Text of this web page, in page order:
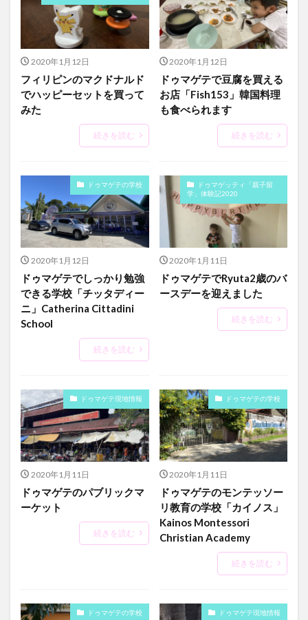
2020年1月12日
フィリピンのマクドナルド
でハッピーセットを買って
みた
続きを読む
2020年1月12日
ドゥマゲテで豆腐を買える
お店「Fish153」韓国料理
も食べられます
続きを読む
ドゥマゲテの学校
2020年1月12日
ドゥマゲテでしっかり勉強
できる学校「チッタディー
ニ」Catherina Cittadini
School
続きを読む
ドゥマゲッティ「親子留
学」体験記2020
2020年1月11日
ドゥマゲテでRyuta2歳のバ
ースデーを迎えました
続きを読む
ドゥマゲテ現地情報
2020年1月11日
ドゥマゲテのパブリックマ
ーケット
続きを読む
ドゥマゲテの学校
2020年1月11日
ドゥマゲテのモンテッソー
リ教育の学校「カイノス」
Kainos Montessori
Christian Academy
続きを読む
ドゥマゲテの学校 ドゥマゲテ現地情報